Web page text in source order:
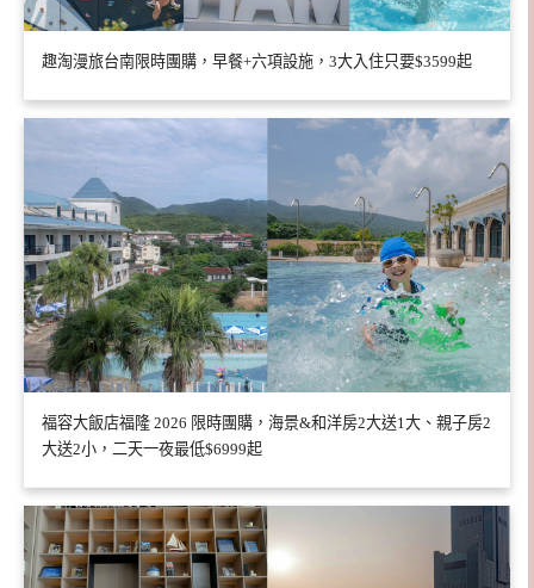
趣淘漫旅台南限時團購，早餐+六項設施，3大入住只要$3599起
福容大飯店福隆 2026 限時團購，海景&和洋房2大送1大、親子房2
大送2小，二天一夜最低$6999起